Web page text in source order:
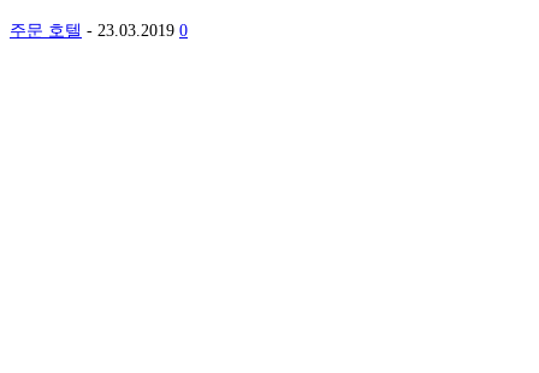
주문 호텔 - 23.03.2019 0